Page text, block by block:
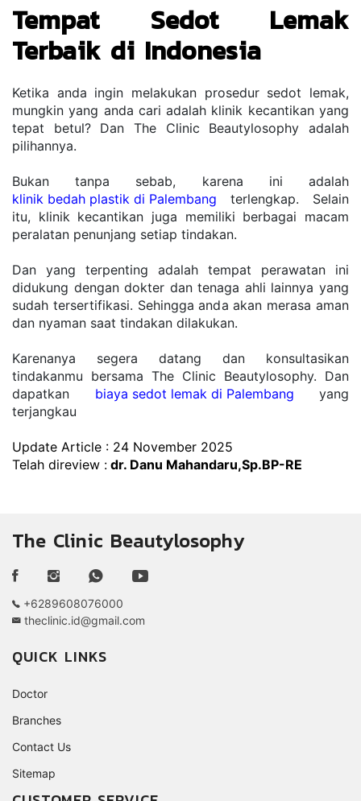
Tempat Sedot Lemak
Terbaik di Indonesia
Ketika anda ingin melakukan prosedur sedot lemak,
mungkin yang anda cari adalah klinik kecantikan yang
tepat betul? Dan The Clinic Beautylosophy adalah
pilihannya.
Bukan tanpa sebab, karena ini adalah
klinik bedah plastik di Palembang terlengkap. Selain
itu, klinik kecantikan juga memiliki berbagai macam
peralatan penunjang setiap tindakan.
Dan yang terpenting adalah tempat perawatan ini
didukung dengan dokter dan tenaga ahli lainnya yang
sudah tersertifikasi. Sehingga anda akan merasa aman
dan nyaman saat tindakan dilakukan.
Karenanya segera datang dan konsultasikan
tindakanmu bersama The Clinic Beautylosophy. Dan
dapatkan biaya sedot lemak di Palembang yang
terjangkau
Update Article : 24 November 2025
Telah direview : dr. Danu Mahandaru,Sp.BP-RE
The Clinic Beautylosophy
+6289608076000
theclinic.id@gmail.com
QUICK LINKS
Doctor
Branches
Contact Us
Sitemap